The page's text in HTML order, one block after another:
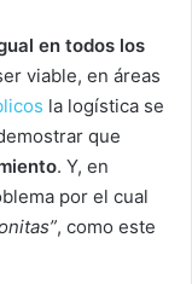
en todos los
viable, en áreas
la logística se
que
. Y, en
por el cual
”, como este